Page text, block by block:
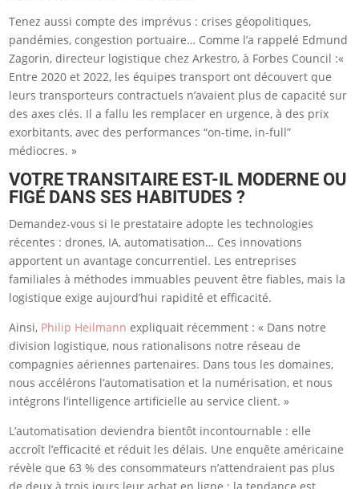
Tenez aussi compte des imprévus : crises géopolitiques,
pandémies, congestion portuaire… Comme l’a rappelé Edmund
Zagorin, directeur logistique chez Arkestro, à Forbes Council :«
Entre 2020 et 2022, les équipes transport ont découvert que
leurs transporteurs contractuels n’avaient plus de capacité sur
des axes clés. Il a fallu les remplacer en urgence, à des prix
exorbitants, avec des performances “on-time, in-full”
médiocres. »
VOTRE TRANSITAIRE EST-IL MODERNE OU
FIGÉ DANS SES HABITUDES ?
Demandez-vous si le prestataire adopte les technologies
récentes : drones, IA, automatisation… Ces innovations
apportent un avantage concurrentiel. Les entreprises
familiales à méthodes immuables peuvent être fiables, mais la
logistique exige aujourd’hui rapidité et efficacité.
Ainsi, Philip Heilmann expliquait récemment : « Dans notre
division logistique, nous rationalisons notre réseau de
compagnies aériennes partenaires. Dans tous les domaines,
nous accélérons l’automatisation et la numérisation, et nous
intégrons l’intelligence artificielle au service client. »
L’automatisation deviendra bientôt incontournable : elle
accroît l’efficacité et réduit les délais. Une enquête américaine
révèle que 63 % des consommateurs n’attendraient pas plus